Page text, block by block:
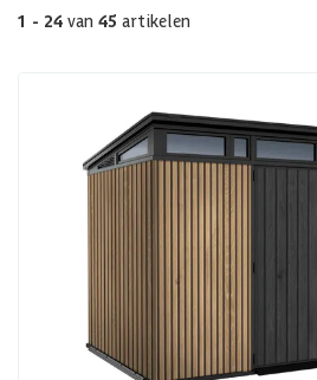
tuinhuis biedt diverse voordelen ten
1 - 24 van 45 artikelen